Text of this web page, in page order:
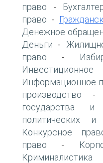
право -
право -
Денежное
Деньги -
право -
Информационное
производство -
государства и
политических
Конкурсное
право -
Криминалистика